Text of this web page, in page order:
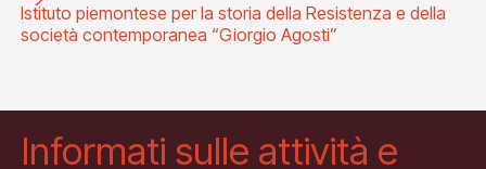
Istituto piemontese per la storia della Resistenza e della
società contemporanea “Giorgio Agosti”
Informati sulle attività e